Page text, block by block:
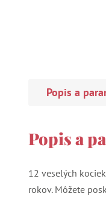
Popis a
Popis a
12 veselých
rokov. Môžete